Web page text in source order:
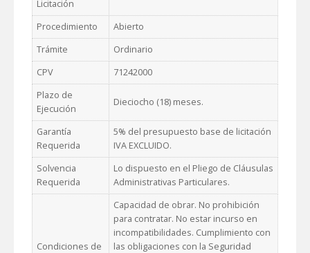
Licitación
Procedimiento
Abierto
Trámite
Ordinario
CPV
71242000
Plazo de
Ejecución
Dieciocho (18) meses.
Garantía
Requerida
5% del presupuesto base de licitación
IVA EXCLUIDO.
Solvencia
Requerida
Lo dispuesto en el Pliego de Cláusulas
Administrativas Particulares.
Condiciones de
Capacidad de obrar. No prohibición
para contratar. No estar incurso en
incompatibilidades. Cumplimiento con
las obligaciones con la Seguridad